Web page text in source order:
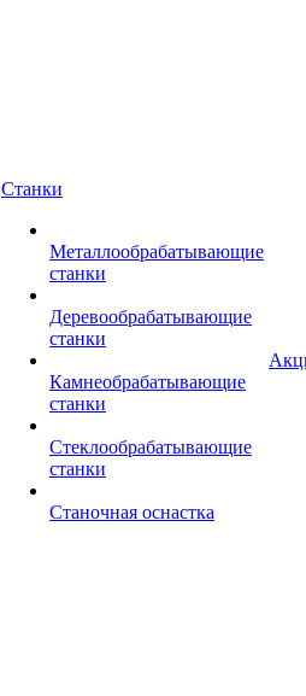
Станки
Металлообрабатывающие
станки
Деревообрабатывающие
станки
Камнеобрабатывающие
станки
Стеклообрабатывающие
станки
Станочная оснастка